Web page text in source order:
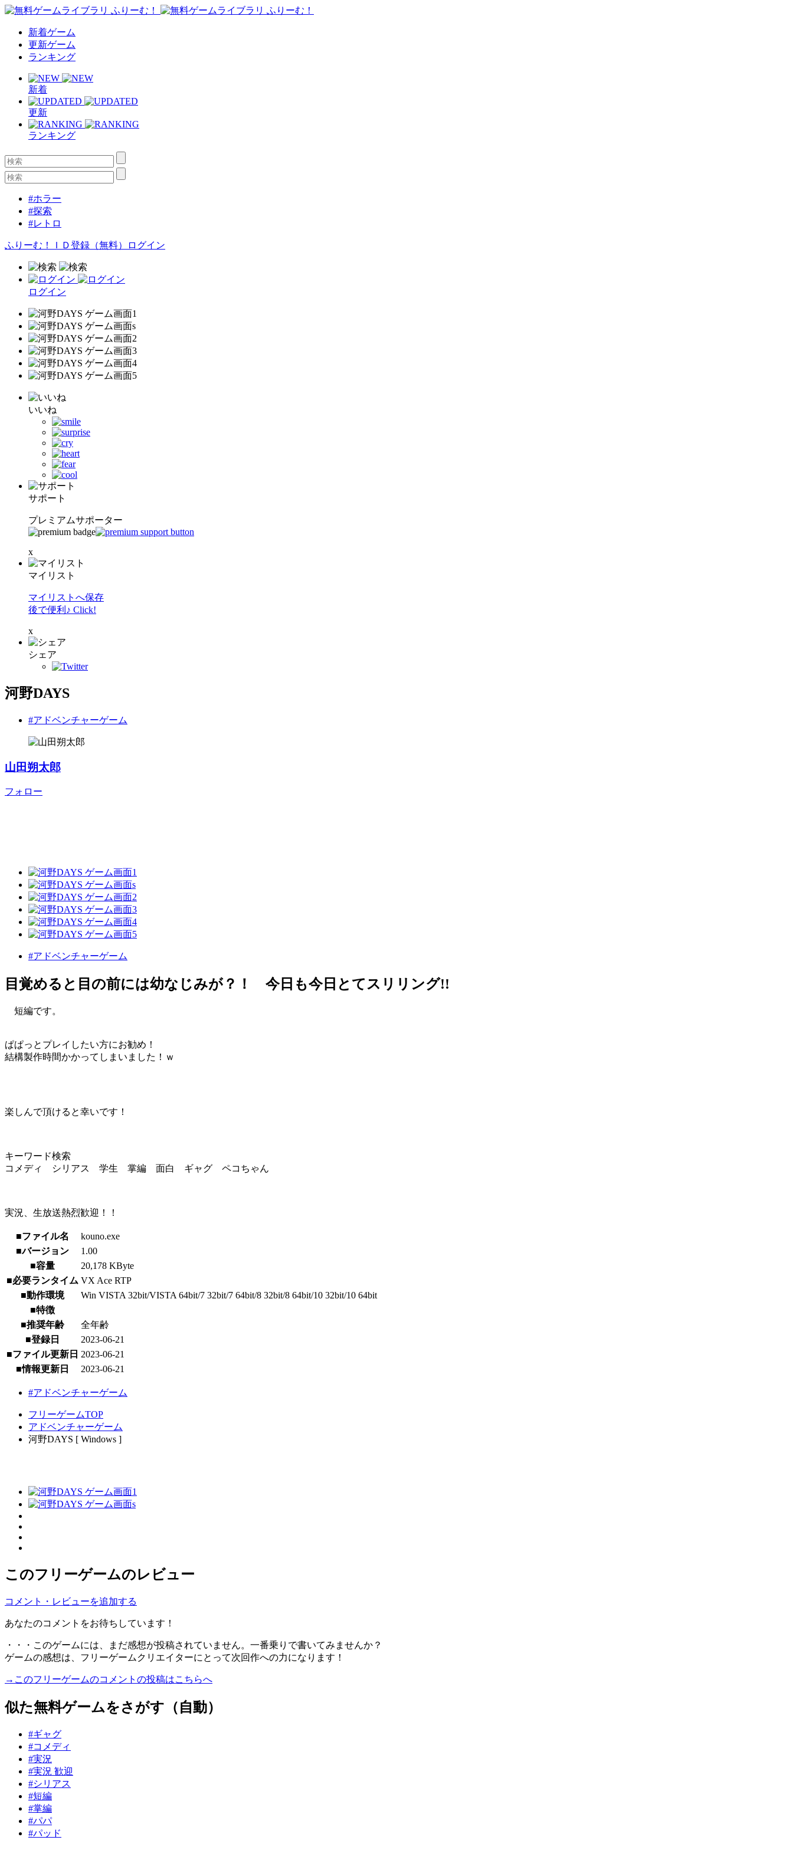
新着ゲーム
更新ゲーム
ランキング
新着
更新
ランキング
#ホラー
#探索
#レトロ
ふりーむ！ＩＤ登録（無料） ログイン
ログイン
いいね
サポート
プレミアムサポーター
x
マイリスト
マイリストへ保存
後で便利♪ Click!
x
シェア
河野DAYS
#アドベンチャーゲーム
山田朔太郎
フォロー
#アドベンチャーゲーム
目覚めると目の前には幼なじみが？！ 今日も今日とてスリリング!!
短編です。
ぱぱっとプレイしたい方にお勧め！
結構製作時間かかってしまいました！ｗ
楽しんで頂けると幸いです！
キーワード検索
コメディ シリアス 学生 掌編 面白 ギャグ ペコちゃん
実況、生放送熱烈歓迎！！
■ファイル名
kouno.exe
■バージョン
1.00
■容量
20,178 KByte
■必要ランタイム VX Ace RTP
■動作環境
Win VISTA 32bit/VISTA 64bit/7 32bit/7 64bit/8 32bit/8 64bit/10 32bit/10 64bit
■特徴
■推奨年齢
全年齢
■登録日
2023-06-21
■ファイル更新日 2023-06-21
■情報更新日
2023-06-21
#アドベンチャーゲーム
フリーゲームTOP
アドベンチャーゲーム
河野DAYS [ Windows ]
このフリーゲームのレビュー
コメント・レビューを追加する
あなたのコメントをお待ちしています！
・・・このゲームには、まだ感想が投稿されていません。一番乗りで書いてみませんか？
ゲームの感想は、フリーゲームクリエイターにとって次回作への力になります！
→このフリーゲームのコメントの投稿はこちらへ
似た無料ゲームをさがす（自動）
#ギャグ
#コメディ
#実況
#実況 歓迎
#シリアス
#短編
#掌編
#パパ
#パッド